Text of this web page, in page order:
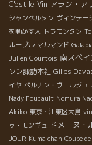
C'est le Vin アラン・ア
シャンべルタン ヴィンテー
を動かす人 トラモンタン
ルーブル マルマンド
Julien Courtois 南スペイ
ソン諏訪本社 Gilles
イヤ ぺルナン・ヴェルジュ
Nady Foucault Nomura
Akiko 東京・江東区大島
ゥ・モンギュ ドメーヌ・
JOUR Kuma chan Coupe